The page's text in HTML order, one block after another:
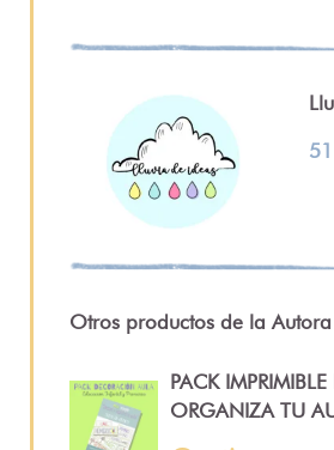
51
Otros productos de la Autora
PACK
ORGANIZA TU